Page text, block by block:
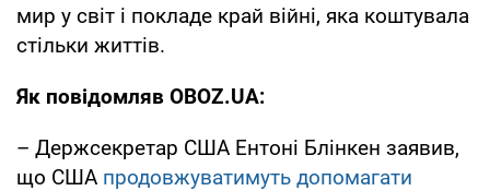
мир у світ і покладе край війні, яка коштувала
стільки життів.
Як повідомляв OBOZ.UA:
– Держсекретар США Ентоні Блінкен заявив,
що США продовжуватимуть допомагати